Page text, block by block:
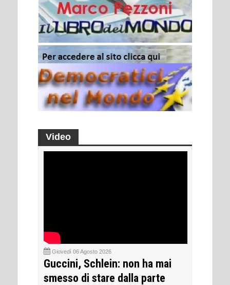
Video
Giovedì 06 Agosto 2026
Guccini, Schlein: non ha mai
smesso di stare dalla parte